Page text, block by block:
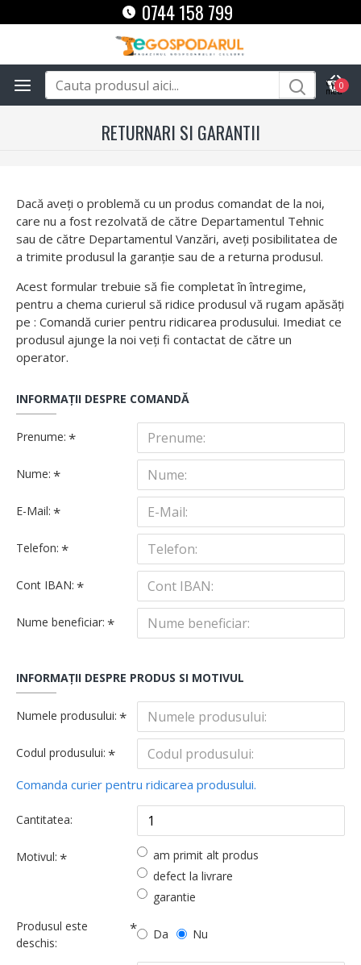
0744 158 799
0
RETURNARI SI GARANTII
Dacă aveţi o problemă cu un produs comandat de la noi,
care nu a fost rezolvată de către Departamentul Tehnic
sau de către Departamentul Vanzări, aveți posibilitatea de
a trimite produsul la garanție sau de a returna produsul.
Acest formular trebuie să fie completat în întregime,
pentru a chema curierul să ridice produsul vă rugam apăsăți
pe : Comandă curier pentru ridicarea produsului. Imediat ce
produsul ajunge la noi veți fi contactat de către un
operator.
INFORMAŢII DESPRE COMANDĂ
Prenume:
Nume:
E-Mail:
Telefon:
Cont IBAN:
Nume beneficiar:
INFORMAŢII DESPRE PRODUS SI MOTIVUL
Numele produsului:
Codul produsului:
Comanda curier pentru ridicarea produsului.
Cantitatea:
Motivul:
am primit alt produs
defect la livrare
garantie
Produsul este
deschis:
Da Nu